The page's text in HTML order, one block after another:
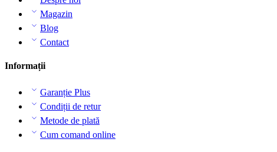
Magazin
Blog
Contact
Informații
Garanție Plus
Condiții de retur
Metode de plată
Cum comand online